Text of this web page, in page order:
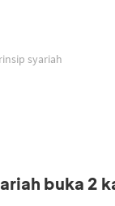
Solusi untuk berinvestasi dengan bagi hasil yang kompetitif berdasarkan prinsip syariah
buka 2